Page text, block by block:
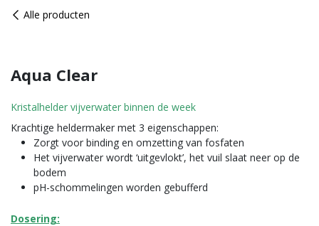
Alle producten
Aqua Clear
Kristalhelder vijverwater binnen de week
Krachtige heldermaker met 3 eigenschappen:
Zorgt voor binding en omzetting van fosfaten
Het vijverwater wordt ‘uitgevlokt’, het vuil slaat neer op de
bodem
pH-schommelingen worden gebufferd
Dosering: